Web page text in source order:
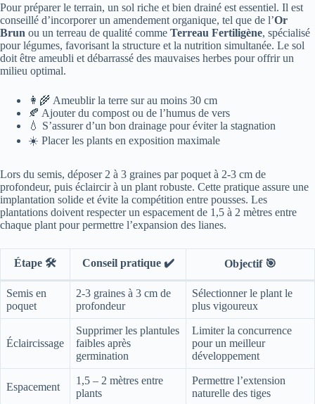
Pour préparer le terrain, un sol riche et bien drainé est essentiel. Il est
conseillé d’incorporer un amendement organique, tel que de l’Or
Brun ou un terreau de qualité comme Terreau Fertiligène, spécialisé
pour légumes, favorisant la structure et la nutrition simultanée. Le sol
doit être ameubli et débarrassé des mauvaises herbes pour offrir un
milieu optimal.
👩‍🌾 Ameublir la terre sur au moins 30 cm
🍂 Ajouter du compost ou de l’humus de vers
💧 S’assurer d’un bon drainage pour éviter la stagnation
☀️ Placer les plants en exposition maximale
Lors du semis, déposer 2 à 3 graines par poquet à 2-3 cm de
profondeur, puis éclaircir à un plant robuste. Cette pratique assure une
implantation solide et évite la compétition entre pousses. Les
plantations doivent respecter un espacement de 1,5 à 2 mètres entre
chaque plant pour permettre l’expansion des lianes.
Étape 🛠️ Conseil pratique ✔️ Objectif 🎯
Semis en
poquet
2-3 graines à 3 cm de
profondeur
Sélectionner le plant le
plus vigoureux
Éclaircissage
Supprimer les plantules
faibles après
germination
Limiter la concurrence
pour un meilleur
développement
Espacement
1,5 – 2 mètres entre
plants
Permettre l’extension
naturelle des tiges